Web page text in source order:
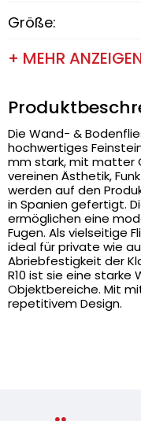
Größe:
+ MEHR
Die Wand- &
hochwertiges
mm stark, mit matter
vereinen Ästhetik,
werden auf den
in Spanien gefertigt.
ermöglichen eine
Fugen. Als vielseitige
ideal für private wie
Abriebfestigkeit der
R10 ist sie eine starke
Objektbereiche. Mit
repetitivem Design.